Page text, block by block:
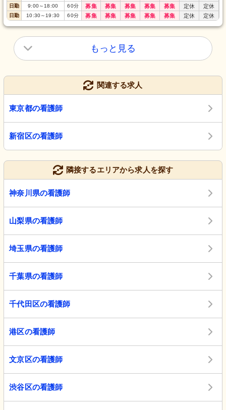
日勤 9:00～ 18:00 60分 募集 募集 募集 募集 募集 定休 定休
日勤 10:30～ 19:30 60分 募集 募集 募集 募集 募集 定休 定休
もっと見る
関連する求人
東京都の看護師
新宿区の看護師
隣接するエリアから求人を探す
神奈川県の看護師
山梨県の看護師
埼玉県の看護師
千葉県の看護師
千代田区の看護師
港区の看護師
文京区の看護師
渋谷区の看護師